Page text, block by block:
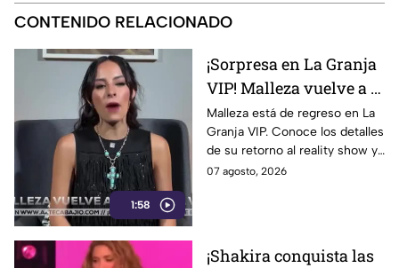
CONTENIDO RELACIONADO
1:58
¡Sorpresa en La Granja
VIP! Malleza vuelve a la
competencia y sacude
la casa
Malleza está de regreso en La
Granja VIP. Conoce los detalles
de su retorno al reality show y
las primeras reacciones entre
07 agosto, 2026
¡Shakira conquista las